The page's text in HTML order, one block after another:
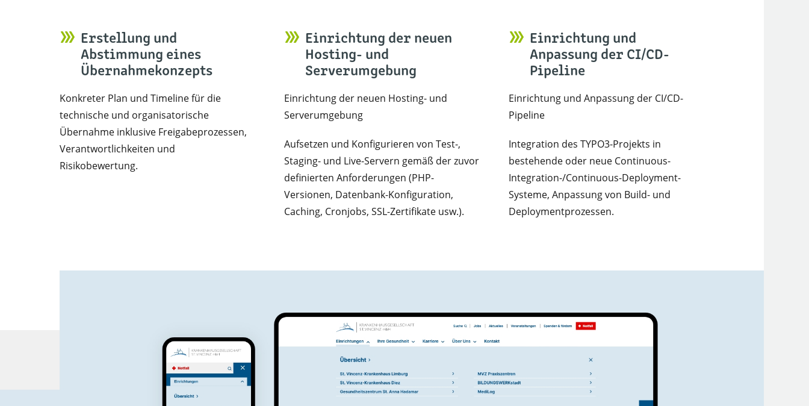
Erstellung und
Abstimmung eines
Übernahmekonzepts
Konkreter Plan und Timeline für die
technische und organisatorische
Übernahme inklusive Freigabeprozessen,
Verantwortlichkeiten und
Risikobewertung.
Einrichtung der neuen
Hosting- und
Serverumgebung
Einrichtung der neuen Hosting- und
Serverumgebung
Aufsetzen und Konfigurieren von Test-,
Staging- und Live-Servern gemäß der zuvor
definierten Anforderungen (PHP-
Versionen, Datenbank-Konfiguration,
Caching, Cronjobs, SSL-Zertifikate usw.).
Einrichtung und
Anpassung der CI/CD-
Pipeline
Einrichtung und Anpassung der CI/CD-
Pipeline
Integration des TYPO3-Projekts in
bestehende oder neue Continuous-
Integration-/Continuous-Deployment-
Systeme, Anpassung von Build- und
Deploymentprozessen.